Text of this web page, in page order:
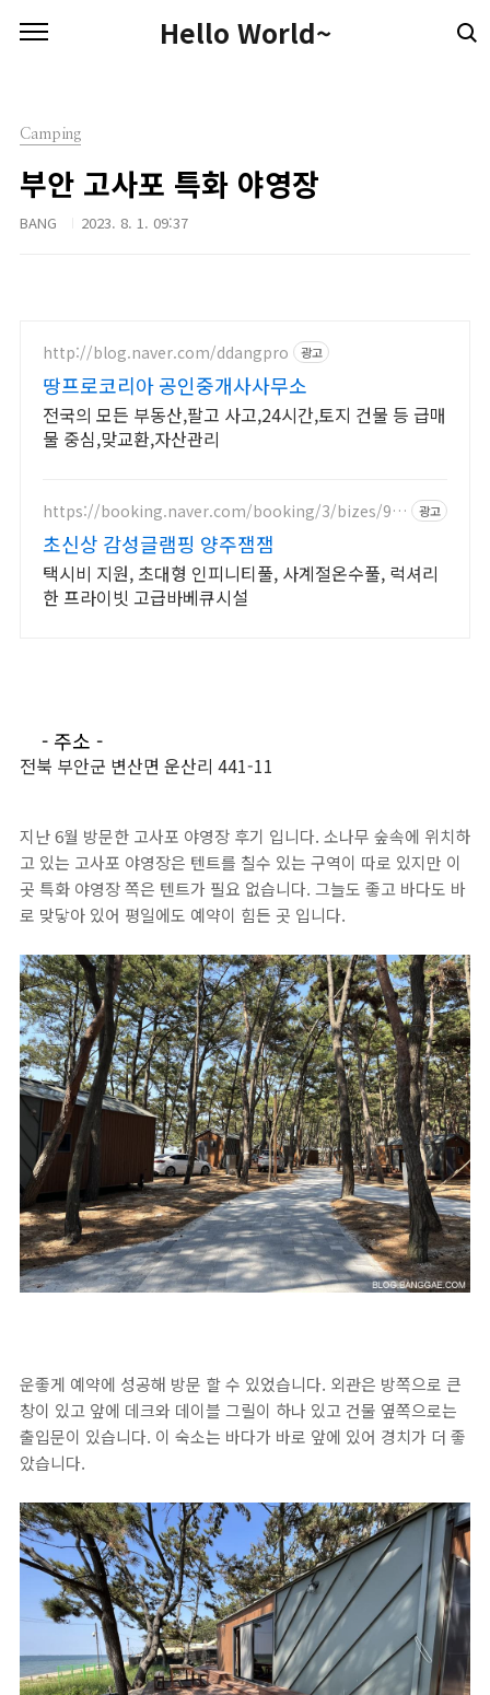
Hello World~
Camping
부안 고사포 특화 야영장
BANG 2023. 8. 1. 09:37
http://blog.naver.com/ddangpro 광고
땅프로코리아 공인중개사사무소
전국의 모든 부동산,팔고 사고,24시간,토지 건물 등 급매
물 중심,맞교환,자산관리
https://booking.naver.com/booking/3/bizes/96
광고
초신상 감성글램핑 양주잼잼
택시비 지원, 초대형 인피니티풀, 사계절온수풀, 럭셔리
한 프라이빗 고급바베큐시설
- 주소 -
전북 부안군 변산면 운산리 441-11
지난 6월 방문한 고사포 야영장 후기 입니다. 소나무 숲속에 위치하
고 있는 고사포 야영장은 텐트를 칠수 있는 구역이 따로 있지만 이
곳 특화 야영장 쪽은 텐트가 필요 없습니다. 그늘도 좋고 바다도 바
로 맞닿아 있어 평일에도 예약이 힘든 곳 입니다.
운좋게 예약에 성공해 방문 할 수 있었습니다. 외관은 방쪽으로 큰
창이 있고 앞에 데크와 데이블 그릴이 하나 있고 건물 옆쪽으로는
출입문이 있습니다. 이 숙소는 바다가 바로 앞에 있어 경치가 더 좋
았습니다.